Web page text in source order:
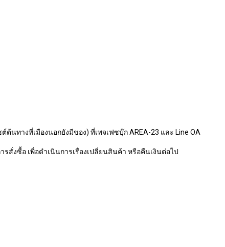
ทางที่เมืองนอกยังมีของ) ที่เพจเฟซบุ๊ก AREA-23 และ Line OA
สั่งซื้อ เพื่อดำเนินการเรื่องเปลี่ยนสินค้า หรือคืนเงินต่อไป